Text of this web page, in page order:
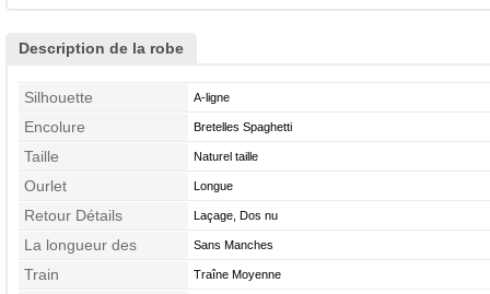
Description de la robe
Silhouette A-ligne
Encolure Bretelles Spaghetti
Taille Naturel taille
Ourlet Longue
Retour Détails Laçage, Dos nu
La longueur des
manches
Sans Manches
Train Traîne Moyenne